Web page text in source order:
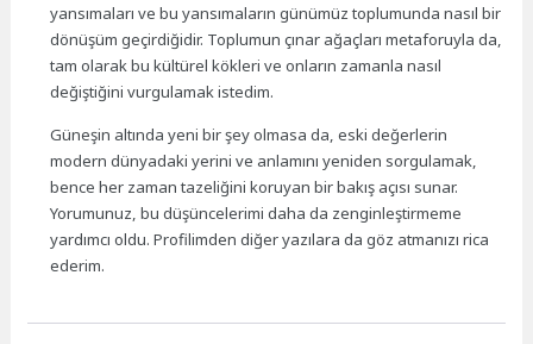
yansımaları ve bu yansımaların günümüz toplumunda nasıl bir
dönüşüm geçirdiğidir. Toplumun çınar ağaçları metaforuyla da,
tam olarak bu kültürel kökleri ve onların zamanla nasıl
değiştiğini vurgulamak istedim.
Güneşin altında yeni bir şey olmasa da, eski değerlerin
modern dünyadaki yerini ve anlamını yeniden sorgulamak,
bence her zaman tazeliğini koruyan bir bakış açısı sunar.
Yorumunuz, bu düşüncelerimi daha da zenginleştirmeme
yardımcı oldu. Profilimden diğer yazılara da göz atmanızı rica
ederim.